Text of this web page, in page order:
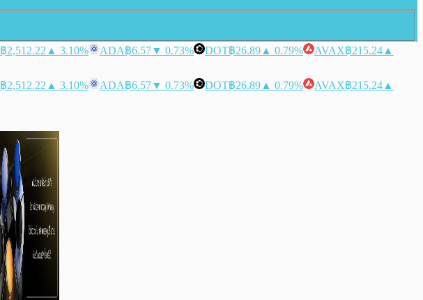
฿2,512.22 ▲ 3.10% ADA฿6.57▼ 0.73% DOT฿26.89 ▲ 0.79% AVAX฿215.24 ▲
฿2,512.22 ▲ 3.10% ADA฿6.57▼ 0.73% DOT฿26.89 ▲ 0.79% AVAX฿215.24 ▲